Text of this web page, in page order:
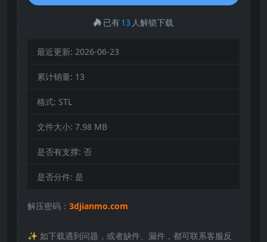
已有13 人解锁下载
最近更新: 2026-06-23
累计销量: 13
格式: STL
文件大小: 7.98 MB
是否有支撑: 否
是否分件: 是
解压密码： 3djianmo.com
✨️ 如下载遇到问题，或者缺件、漏件，都可联系客服反